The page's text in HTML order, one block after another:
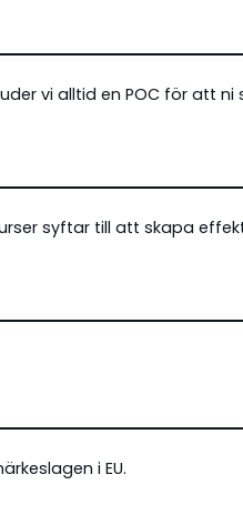
vi alltid en POC för att
syftar till att skapa
i EU.